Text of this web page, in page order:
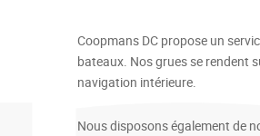
Coopmans DC propose un
bateaux. Nos grues se rendent
navigation intérieure.
Nous disposons également de